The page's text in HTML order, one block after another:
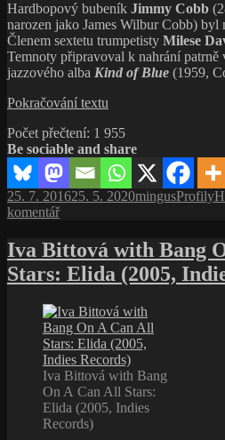
Hardbopový bubeník Jimmy Cobb
narozen jako James Wilbur Cobb) byl
Členem sextetu trumpetisty Milese
Temnoty připravoval k nahrání patrně
jazzového alba Kind of Blue (1959,
Pokračování textu
jazzový
bubeník
samouk
Počet přečtení: 1 955
Be sociable and share
Publikováno:
25. 7. 201625. 5. 2020Autor:
mingusRubriky:
Profily
komentářpro
s
názvem
Jimmy
jazzový
bubeník
samouk
Iva Bittová with Bang
Stars: Elida (2005,
Iva Bittová with Bang
On A Can All Stars:
Elida (2005, Indies
Records)